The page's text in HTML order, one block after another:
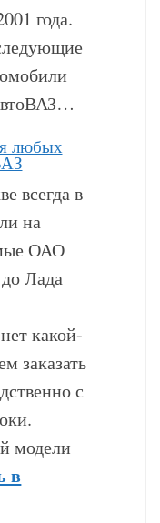
года.
любых
всегда в
на
ОАО
Лада
какой-
заказать
с
модели
в